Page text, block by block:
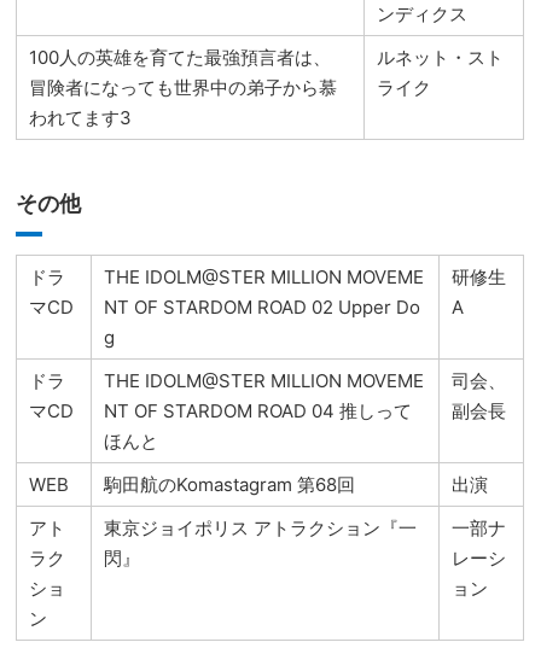
ンディクス
100人の英雄を育てた最強預言者は、
冒険者になっても世界中の弟子から慕
われてます3
ルネット・スト
ライク
その他
ドラ
マCD
THE IDOLM@STER MILLION MOVEME
NT OF STARDOM ROAD 02 Upper Do
g
研修生
A
ドラ
マCD
THE IDOLM@STER MILLION MOVEME
NT OF STARDOM ROAD 04 推しって
ほんと
司会、
副会長
WEB 駒田航のKomastagram 第68回
出演
アト
ラク
ショ
ン
東京ジョイポリス アトラクション『一
閃』
一部ナ
レーシ
ョン